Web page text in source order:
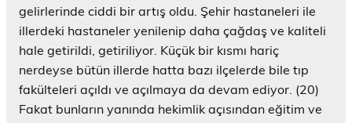
gelirlerinde ciddi bir artış oldu. Şehir hastaneleri ile
illerdeki hastaneler yenilenip daha çağdaş ve kaliteli
hale getirildi, getiriliyor. Küçük bir kısmı hariç
nerdeyse bütün illerde hatta bazı ilçelerde bile tıp
fakülteleri açıldı ve açılmaya da devam ediyor. (20)
Fakat bunların yanında hekimlik açısından eğitim ve